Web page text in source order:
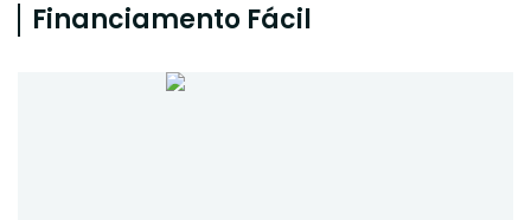
Financiamento Fácil